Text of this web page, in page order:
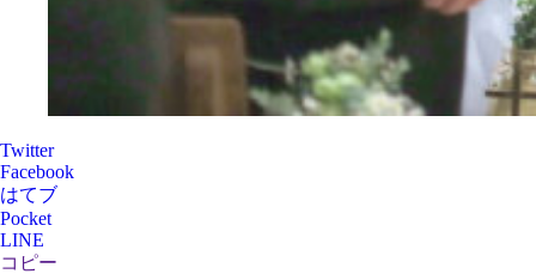
Twitter
Facebook
はてブ
Pocket
LINE
コピー